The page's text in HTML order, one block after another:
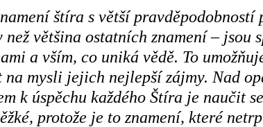
štíra s větší
než většina ostatních znamení – jsou
a vším, co uniká vědě. To
na mysli jejich nejlepší zájmy. Nad
k úspěchu každého Štíra je naučit
protože je to znamení, které